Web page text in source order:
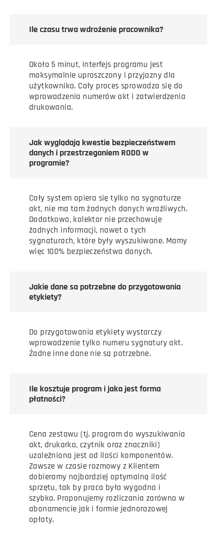
Ile czasu trwa wdrożenie pracownika?
Około 5 minut, interfejs programu jest
maksymalnie uproszczony i przyjazny dla
użytkownika. Cały proces sprowadza się do
wprowadzenia numerów akt i zatwierdzenia
drukowania.
Jak wyglądają kwestie bezpieczeństwem
danych i przestrzeganiem RODO w
programie?
Cały system opiera się tylko na sygnaturze
akt, nie ma tam żadnych danych wrażliwych.
Dodatkowo, kolektor nie przechowuje
żadnych informacji, nawet o tych
sygnaturach, które były wyszukiwane. Mamy
więc 100% bezpieczeństwa danych.
Jakie dane sa potrzebne do przygotowania
etykiety?
Do przygotowania etykiety wystarczy
wprowadzenie tylko numeru sygnatury akt.
Żadne inne dane nie są potrzebne.
Ile kosztuje program i jaka jest forma
płatności?
Cena zestawu (tj. program do wyszukiwania
akt, drukarka, czytnik oraz znaczniki)
uzależniona jest od ilości komponentów.
Zawsze w czasie rozmowy z Klientem
dobieramy najbardziej optymalną ilość
sprzętu, tak by praca była wygodna i
szybka. Proponujemy rozliczania zarówno w
abonamencie jak i formie jednorazowej
opłaty.